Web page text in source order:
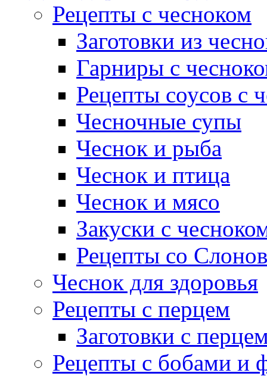
Рецепты с чесноком
Заготовки из
Гарниры с
Рецепты соусов с
Чесночные супы
Чеснок и рыба
Чеснок и птица
Чеснок и мясо
Закуски с
Рецепты со
Чеснок для здоровья
Рецепты с перцем
Заготовки с
Рецепты с бобами и